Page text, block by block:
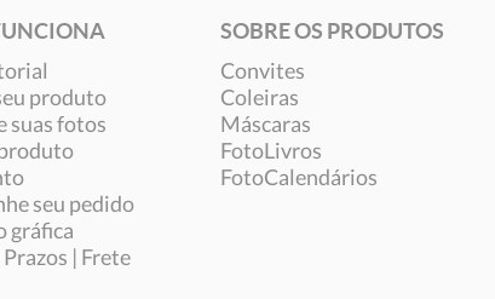
produto
suas fotos
seu pedido
gráfica
| Frete
SOBRE OS PRODUTOS
Convites
Coleiras
Máscaras
FotoLivros
FotoCalendários